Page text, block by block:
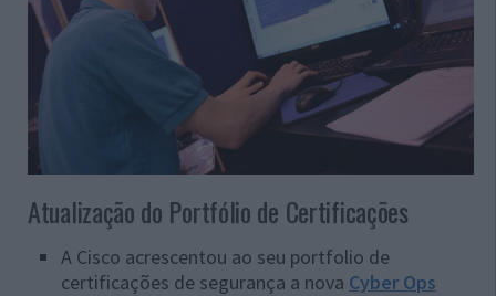
Atualização do Portfólio de Certificações
A Cisco acrescentou ao seu portfolio de
certificações de segurança a nova Cyber Ops